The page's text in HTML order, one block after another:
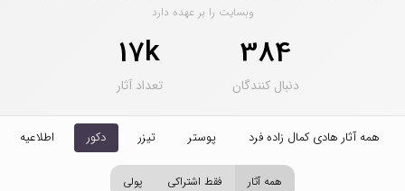
وبسایت را بر عهده دارد
384
دنبال کنندگان
17k
تعداد آثار
همه آثار هادی کمال زاده فرد پوستر تیزر دکور اطلاعیه
همه آثار فقط اشتراکی پولی